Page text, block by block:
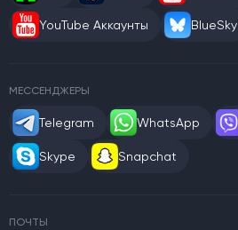
YouTube Аккаунты BlueSky
МЕССЕНДЖЕРЫ
Telegram WhatsApp
Skype Snapchat
ПОЧТЫ